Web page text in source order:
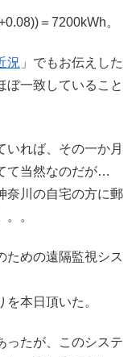
＝7200kWh。
況 」でもお伝えした
ぼ一致していること
いれば、その一か月
て当然なのだが…
奈川の自宅の方に郵
。
ための遠隔監視シス
本日頂いた。
ったが、このシステ